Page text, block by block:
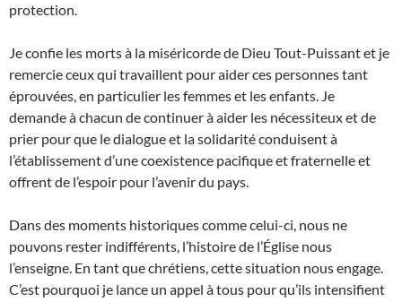
protection.
Je confie les morts à la miséricorde de Dieu Tout-Puissant et je
remercie ceux qui travaillent pour aider ces personnes tant
éprouvées, en particulier les femmes et les enfants. Je
demande à chacun de continuer à aider les nécessiteux et de
prier pour que le dialogue et la solidarité conduisent à
l’établissement d’une coexistence pacifique et fraternelle et
offrent de l’espoir pour l’avenir du pays.
Dans des moments historiques comme celui-ci, nous ne
pouvons rester indifférents, l’histoire de l’Église nous
l’enseigne. En tant que chrétiens, cette situation nous engage.
C’est pourquoi je lance un appel à tous pour qu’ils intensifient